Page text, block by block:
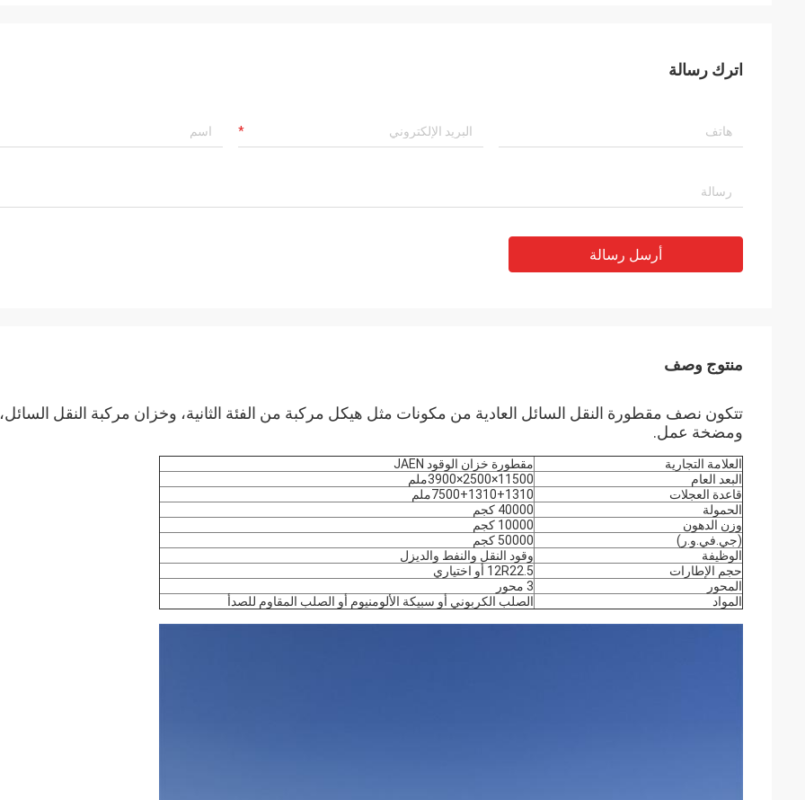
اترك رسالة
أرسل رسالة
منتوج وصف
تتكون نصف مقطورة النقل السائل العادية من مكونات مثل هيكل مركبة من الفئة الثانية، وخزان مركبة النقل السائل،
ومضخة عمل.
العلامة التجارية
مقطورة خزان الوقود JAEN
البعد العام
11500×2500×3900ملم
قاعدة العجلات
7500+1310+1310ملم
الحمولة
40000 كجم
وزن الدهون
10000 كجم
(جي.في.و.ر)
50000 كجم
الوظيفة
وقود النقل والنفط والديزل
حجم الإطارات
12R22.5 أو اختياري
المحور
3 محور
المواد
الصلب الكربوني أو سبيكة الألومنيوم أو الصلب المقاوم للصدأ